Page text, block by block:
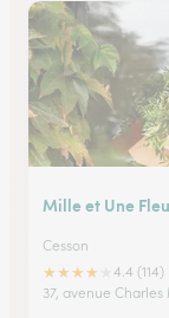
Mille et Une
Cesson
★★★★
4.4 (114)
37, avenue